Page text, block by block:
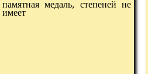
памятная медаль, степеней не
имеет